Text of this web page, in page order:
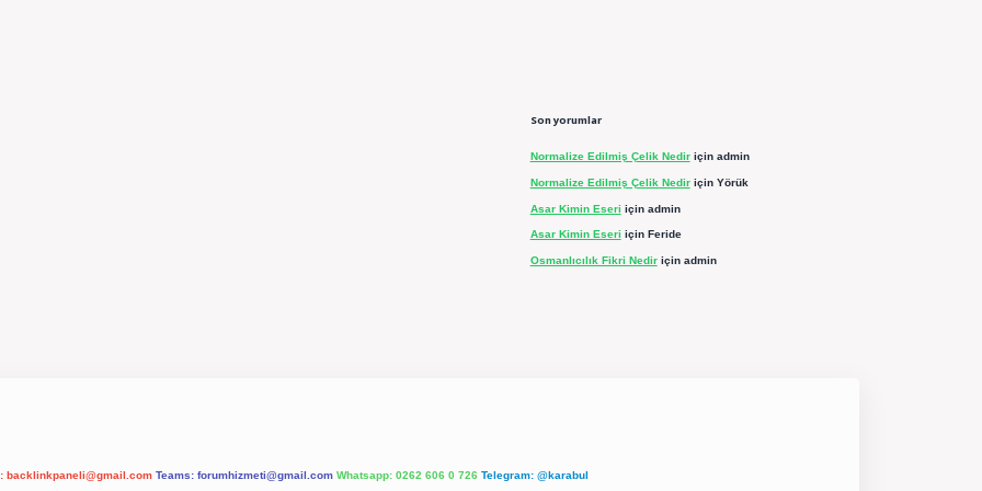
Son yorumlar
Normalize Edilmiş Çelik Nediriçin admin
Normalize Edilmiş Çelik Nediriçin Yörük
Asar Kimin Eseri için admin
Asar Kimin Eseri için Feride
Osmanlıcılık Fikri Nediriçin admin
backlinkpaneli@gmail.com Teams: forumhizmeti@gmail.com Whatsapp: 0262 606 0 726 Telegram: @karabul